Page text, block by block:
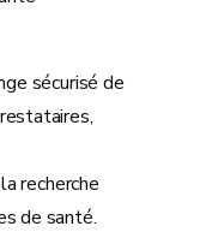
sécurisé de
recherche
de santé.